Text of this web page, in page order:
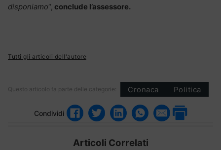
disponiamo“, conclude l’assessore.
Tutti gli articoli dell'autore
Questo articolo fa parte delle categorie: Cronaca Politica
Condividi
Articoli Correlati